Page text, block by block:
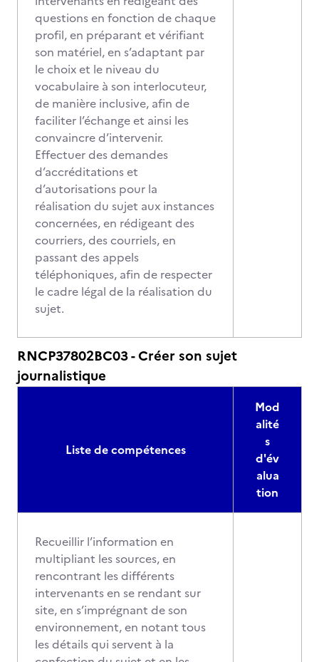
questions en fonction de chaque
profil, en préparant et vérifiant
son matériel, en s’adaptant par
le choix et le niveau du
vocabulaire à son interlocuteur,
de manière inclusive, afin de
faciliter l’échange et ainsi les
convaincre d’intervenir.
Effectuer des demandes
d’accréditations et
d’autorisations pour la
réalisation du sujet aux instances
concernées, en rédigeant des
courriers, des courriels, en
passant des appels
téléphoniques, afin de respecter
le cadre légal de la réalisation du
sujet.
RNCP37802BC03 - Créer son sujet
journalistique
Liste de compétences
Mod
alité
s
d'év
alua
tion
Recueillir l’information en
multipliant les sources, en
rencontrant les différents
intervenants en se rendant sur
site, en s’imprégnant de son
environnement, en notant tous
les détails qui servent à la